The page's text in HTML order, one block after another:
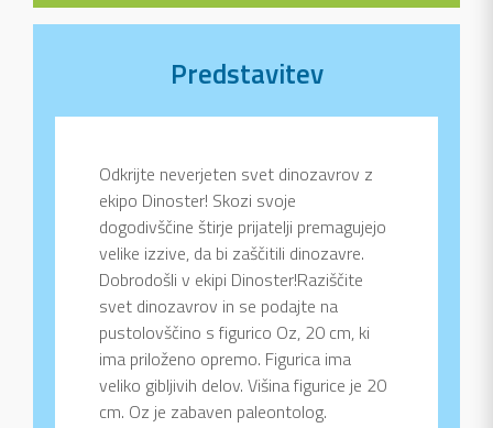
Predstavitev
Odkrijte neverjeten svet dinozavrov z
ekipo Dinoster! Skozi svoje
dogodivščine štirje prijatelji premagujejo
velike izzive, da bi zaščitili dinozavre.
Dobrodošli v ekipi Dinoster!Raziščite
svet dinozavrov in se podajte na
pustolovščino s figurico Oz, 20 cm, ki
ima priloženo opremo. Figurica ima
veliko gibljivih delov. Višina figurice je 20
cm. Oz je zabaven paleontolog.